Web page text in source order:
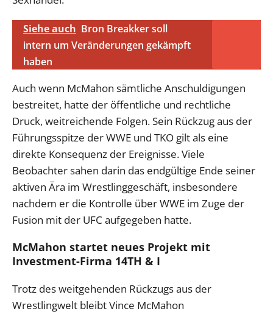
Siehe auch Bron Breakker soll
intern um Veränderungen gekämpft
haben
Auch wenn McMahon sämtliche Anschuldigungen
bestreitet, hatte der öffentliche und rechtliche
Druck, weitreichende Folgen. Sein Rückzug aus der
Führungsspitze der WWE und TKO gilt als eine
direkte Konsequenz der Ereignisse. Viele
Beobachter sahen darin das endgültige Ende seiner
aktiven Ära im Wrestlinggeschäft, insbesondere
nachdem er die Kontrolle über WWE im Zuge der
Fusion mit der UFC aufgegeben hatte.
McMahon startet neues Projekt mit
Investment-Firma 14TH & I
Trotz des weitgehenden Rückzugs aus der
Wrestlingwelt bleibt Vince McMahon